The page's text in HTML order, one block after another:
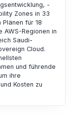
-
Zones in 33
für 18
Regionen in
Saudi-
Cloud.
und führende
ihre
Kosten zu